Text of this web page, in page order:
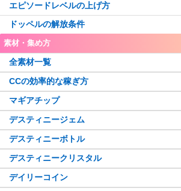
エピソードレベルの上げ方
ドッペルの解放条件
素材・集め方
全素材一覧
CCの効率的な稼ぎ方
マギアチップ
デスティニージェム
デスティニーボトル
デスティニークリスタル
デイリーコイン